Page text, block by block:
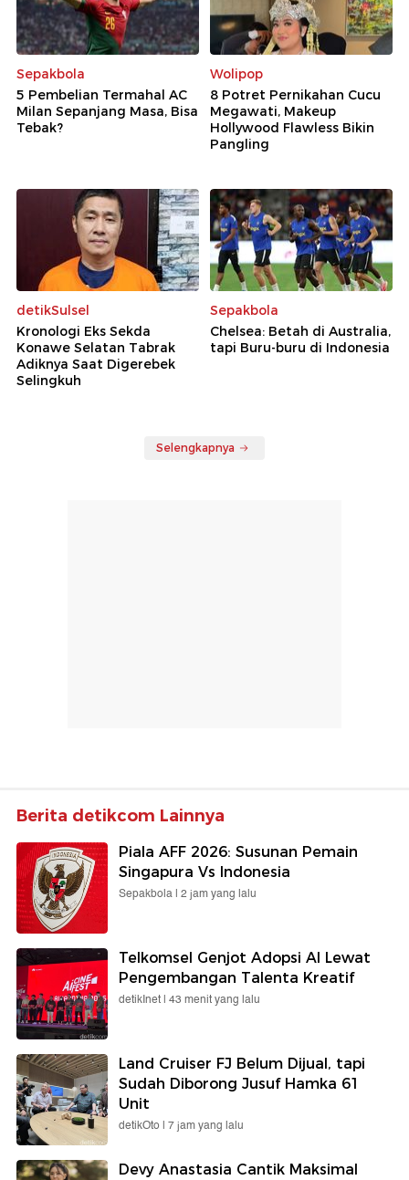
Sepakbola
5 Pembelian Termahal AC
Milan Sepanjang Masa, Bisa
Tebak?
Wolipop
8 Potret Pernikahan Cucu
Megawati, Makeup
Hollywood Flawless Bikin
Pangling
detikSulsel
Kronologi Eks Sekda
Konawe Selatan Tabrak
Adiknya Saat Digerebek
Selingkuh
Sepakbola
Chelsea: Betah di Australia,
tapi Buru-buru di Indonesia
Selengkapnya
Berita detikcom Lainnya
Piala AFF 2026: Susunan Pemain
Singapura Vs Indonesia
Sepakbola | 2 jam yang lalu
Telkomsel Genjot Adopsi AI Lewat
Pengembangan Talenta Kreatif
detikInet | 43 menit yang lalu
Land Cruiser FJ Belum Dijual, tapi
Sudah Diborong Jusuf Hamka 61
Unit
detikOto | 7 jam yang lalu
Devy Anastasia Cantik Maksimal